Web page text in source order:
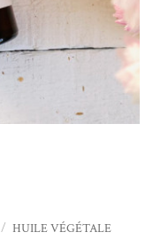
/ HUILE VÉGÉTALE